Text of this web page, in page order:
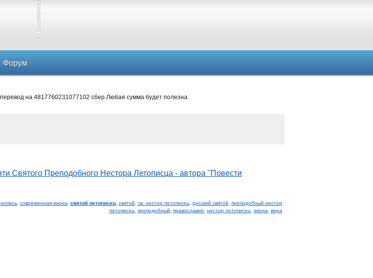
Форум
на 4817760231077102 сбер.Любая сумма будет полезна.
Святого Преподобного Нестора Летописца - автора "Повести
современная икона святой летописец святой св. нестор летописец русский святой
преподобный нестор
летописец
преподобный православие нестор летописец икона вера